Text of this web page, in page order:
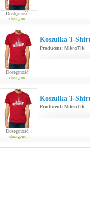
Dostępność:
dostępne
Dostępność:
dostępne
Koszulka T-
Producent: MikroTik
Dostępność:
dostępne
Koszulka T-
Producent: MikroTik